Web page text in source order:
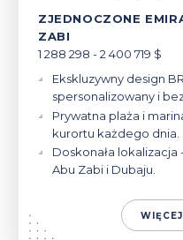
ZJEDNOCZONE
ZABI
1 288 298 - 2 400 719 $
Ekskluzywny design
spersonalizowany i
Prywatna plaża i
kurortu każdego dnia.
Doskonała
Abu Zabi i Dubaju.